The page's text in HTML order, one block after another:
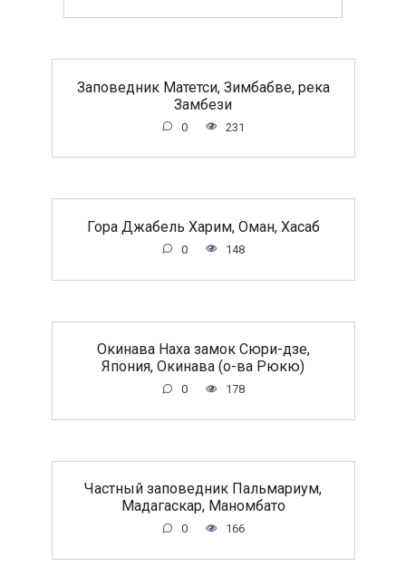
Заповедник Матетси, Зимбабве, река
Замбези
0 231
Гора Джабель Харим, Оман, Хасаб
0 148
Окинава Наха замок Сюри-дзе,
Япония, Окинава (о-ва Рюкю)
0 178
Частный заповедник Пальмариум,
Мадагаскар, Маномбато
0 166